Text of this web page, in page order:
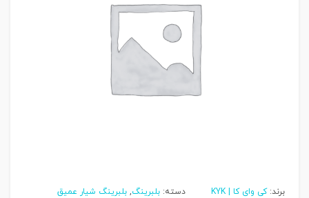
برند:کی وای کا | KYK دسته:بلبرینگ,بلبرینگ شیار عمیق